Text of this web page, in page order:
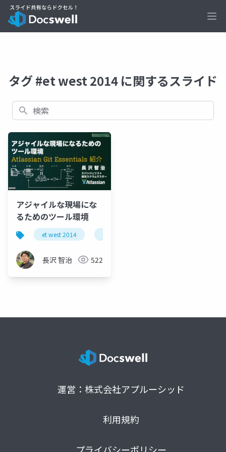
タグ #et west 2014 に関するスライド
検索
アジャイルな現場にな
るためのツール環境
et west 2014
長沢 智治 522
運営：株式会社アプルーシッド
利用規約
プライバシーポリシー